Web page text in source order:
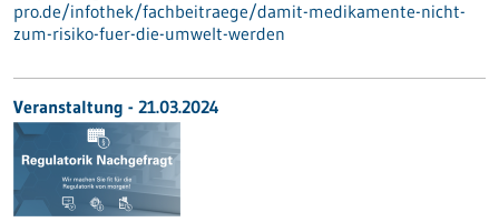
pro.de/infothek/fachbeitraege/damit-medikamente-nicht-
zum-risiko-fuer-die-umwelt-werden
Veranstaltung - 21.03.2024